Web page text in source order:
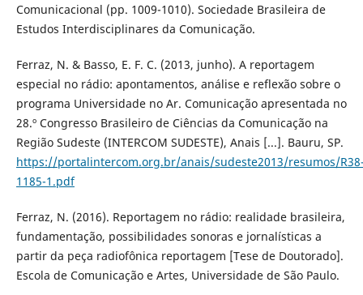
Comunicacional (pp. 1009-1010). Sociedade Brasileira de
Estudos Interdisciplinares da Comunicação.
Ferraz, N. & Basso, E. F. C. (2013, junho). A reportagem
especial no rádio: apontamentos, análise e reflexão sobre o
programa Universidade no Ar. Comunicação apresentada no
28.º Congresso Brasileiro de Ciências da Comunicação na
Região Sudeste (INTERCOM SUDESTE), Anais [...]. Bauru, SP.
https://portalintercom.org.br/anais/sudeste2013/resumos/
1185-1.pdf
Ferraz, N. (2016). Reportagem no rádio: realidade brasileira,
fundamentação, possibilidades sonoras e jornalísticas a
partir da peça radiofônica reportagem [Tese de Doutorado].
Escola de Comunicação e Artes, Universidade de São Paulo.